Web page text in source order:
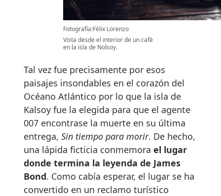
Fotografía:Félix Lorenzo
Vista desde el interior de un café
en la isla de Nolsoy.
Tal vez fue precisamente por esos
paisajes insondables en el corazón del
Océano Atlántico por lo que la isla de
Kalsoy fue la elegida para que el agente
007 encontrase la muerte en su última
entrega, Sin tiempo para morir. De hecho,
una lápida ficticia conmemora el lugar
donde termina la leyenda de James
Bond. Como cabía esperar, el lugar se ha
convertido en un reclamo turístico